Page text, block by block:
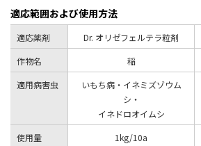
適応範囲および使用方法
適応薬剤 Dr. オリゼフェルテラ粒剤
作物名
稲
適用病害虫
いもち病・イネミズゾウム
シ・
イネドロオイムシ
使用量 1kg/10a